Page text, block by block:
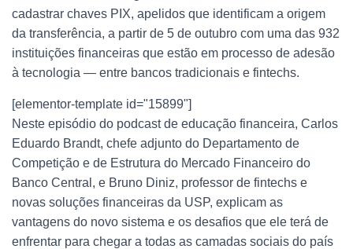
cadastrar chaves PIX, apelidos que identificam a origem
da transferência, a partir de 5 de outubro com uma das 932
instituições financeiras que estão em processo de adesão
à tecnologia — entre bancos tradicionais e fintechs.
[elementor-template id="15899"]
Neste episódio do podcast de educação financeira, Carlos
Eduardo Brandt, chefe adjunto do Departamento de
Competição e de Estrutura do Mercado Financeiro do
Banco Central, e Bruno Diniz, professor de fintechs e
novas soluções financeiras da USP, explicam as
vantagens do novo sistema e os desafios que ele terá de
enfrentar para chegar a todas as camadas sociais do país